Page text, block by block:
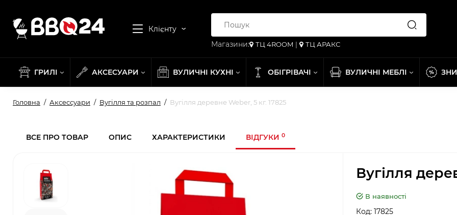
Клієнту
Магазини:
ТЦ 4ROOM | ТЦ АРАКС
ГРИЛІ АКСЕСУАРИ ВУЛИЧНІ КУХНІ ОБІГРІВАЧІ ВУЛИЧНІ МЕБЛІ
Головна Аксессуари Вугілля та розпал Вугілля деревне Weber, 5 кг. 17825
ВСЕ ПРО ТОВАР ОПИС ХАРАКТЕРИСТИКИ ВІДГУКИ 0
Вугілля
В наявності
Код: 17825